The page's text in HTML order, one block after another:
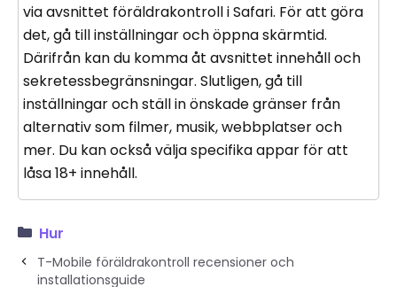
via avsnittet föräldrakontroll i Safari. För att göra
det, gå till inställningar och öppna skärmtid.
Därifrån kan du komma åt avsnittet innehåll och
sekretessbegränsningar. Slutligen, gå till
inställningar och ställ in önskade gränser från
alternativ som filmer, musik, webbplatser och
mer. Du kan också välja specifika appar för att
låsa 18+ innehåll.
Hur
T-Mobile föräldrakontroll recensioner och
installationsguide